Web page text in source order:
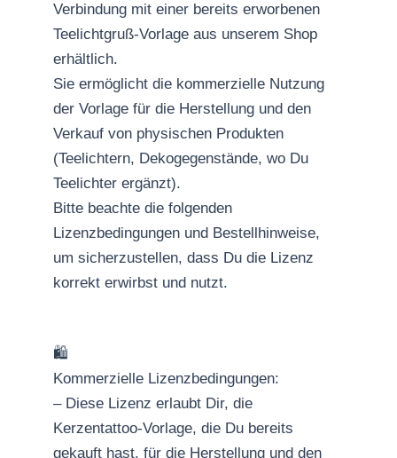
Verbindung mit einer bereits erworbenen
Teelichtgruß-Vorlage aus unserem Shop
erhältlich.
Sie ermöglicht die kommerzielle Nutzung
der Vorlage für die Herstellung und den
Verkauf von physischen Produkten
(Teelichtern, Dekogegenstände, wo Du
Teelichter ergänzt).
Bitte beachte die folgenden
Lizenzbedingungen und Bestellhinweise,
um sicherzustellen, dass Du die Lizenz
korrekt erwirbst und nutzt.
🛍
Kommerzielle Lizenzbedingungen:
– Diese Lizenz erlaubt Dir, die
Kerzentattoo-Vorlage, die Du bereits
gekauft hast, für die Herstellung und den